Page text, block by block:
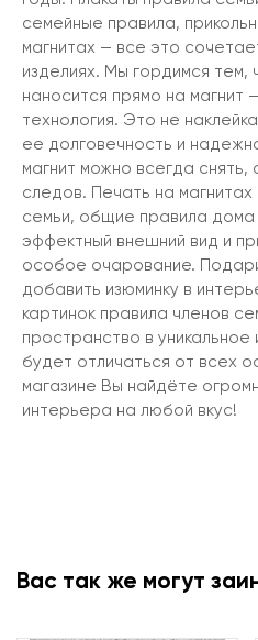
семейные правила,
магнитах — все это
изделиях. Мы гордимся тем,
наносится прямо на магнит
технология. Это не
ее долговечность и
магнит можно всегда снять,
следов. Печать на
семьи, общие правила дома
эффектный внешний вид и
особое очарование.
добавить изюминку в
картинок правила членов
пространство в
будет отличаться от всех
магазине Вы найдёте
интерьера на любой вкус!
Вас так же могут